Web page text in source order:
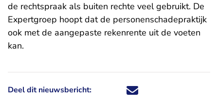
de rechtspraak als buiten rechte veel gebruikt. De
Expertgroep hoopt dat de personenschadepraktijk
ook met de aangepaste rekenrente uit de voeten
kan.
Deel dit nieuwsbericht: Deel dit nieuwsbericht via X -
Deel dit nieuwsbericht via
Deel dit nieuwsbericht
Deel dit